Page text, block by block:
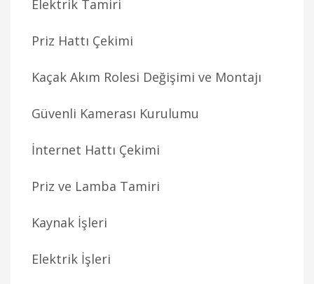
Elektrik Tamiri
Priz Hattı Çekimi
Kaçak Akım Rolesi Değişimi ve Montajı
Güvenli Kamerası Kurulumu
İnternet Hattı Çekimi
Priz ve Lamba Tamiri
Kaynak İşleri
Elektrik İşleri